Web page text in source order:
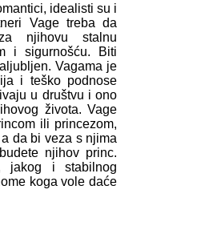
idealisti su i
Vage treba da
njihovu stalnu
i sigurnošću. Biti
Vagama je
i teško podnose
u društvu i ono
života. Vage
ili princezom,
da bi veza s njima
njihov princ.
jakog i stabilnog
koga vole daće